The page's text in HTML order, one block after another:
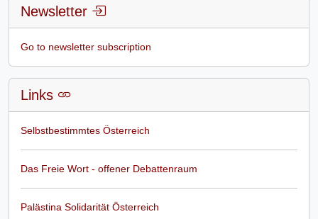
Newsletter
Go to newsletter subscription
Links
Selbstbestimmtes Österreich
Das Freie Wort - offener Debattenraum
Palästina Solidarität Österreich